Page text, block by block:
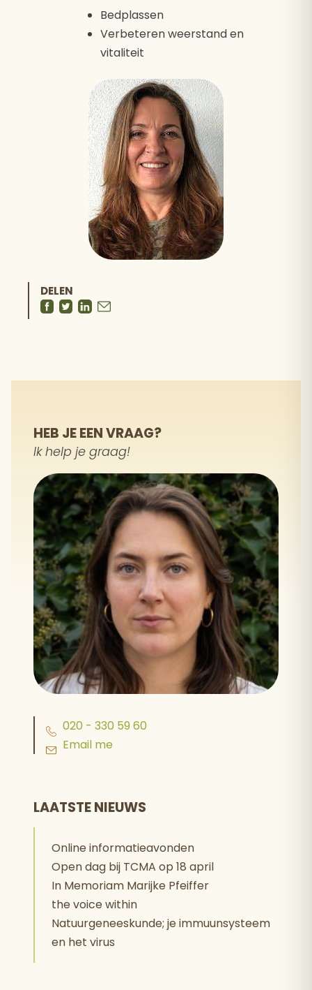
Bedplassen
Verbeteren weerstand en
vitaliteit
DELEN
HEB JE EEN VRAAG?
Ik help je graag!
020 - 330 59 60
Email me
LAATSTE NIEUWS
Online informatieavonden
Open dag bij TCMA op 18 april
In Memoriam Marijke Pfeiffer
the voice within
Natuurgeneeskunde; je immuunsysteem
en het virus